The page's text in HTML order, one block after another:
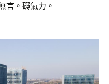
言。礴氣力。